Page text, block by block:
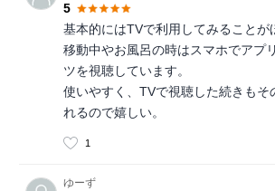
5
基本的にはTVで利用してみることが
移動中やお風呂の時はスマホでアプ
ツを視聴しています。
使いやすく、TVで視聴した続きもそ
れるので嬉しい。
1
ゆーず